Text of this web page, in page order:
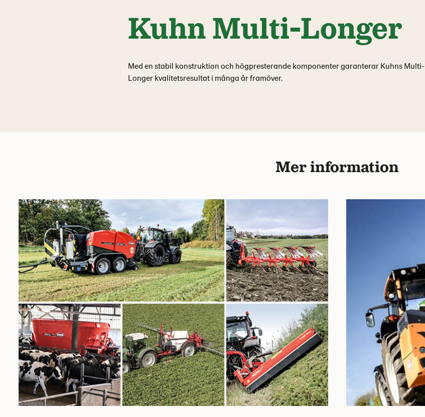
Kuhn Multi-Longer
Med en stabil konstruktion och högpresterande komponenter garanterar Kuhns Multi-
Longer kvalitetsresultat i många år framöver.
Mer information